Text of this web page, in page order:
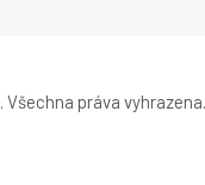
Všechna práva vyhrazena.